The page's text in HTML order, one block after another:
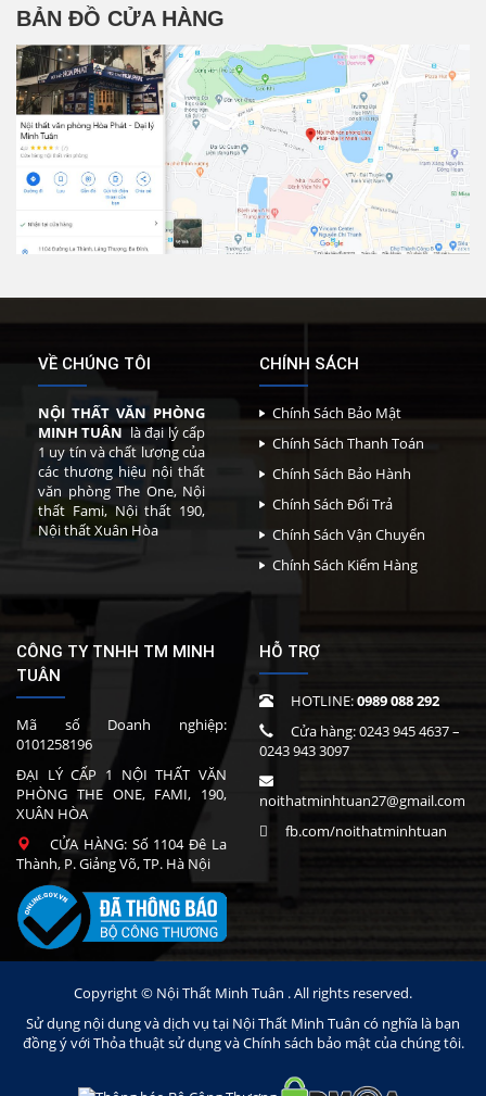
BẢN ĐỒ CỬA HÀNG
VỀ CHÚNG TÔI
NỘI THẤT VĂN PHÒNG
MINH TUÂN là đại lý cấp
1 uy tín và chất lượng của
các thương hiệu nội thất
văn phòng The One, Nội
thất Fami, Nội thất 190,
Nội thất Xuân Hòa
CHÍNH SÁCH
Chính Sách Bảo Mật
Chính Sách Thanh Toán
Chính Sách Bảo Hành
Chính Sách Đổi Trả
Chính Sách Vận Chuyển
Chính Sách Kiểm Hàng
CÔNG TY TNHH TM MINH
TUÂN
Mã số Doanh nghiệp:
0101258196
ĐẠI LÝ CẤP 1 NỘI THẤT VĂN
PHÒNG THE ONE, FAMI, 190,
XUÂN HÒA
CỬA HÀNG: Số 1104 Đê La
Thành, P. Giảng Võ, TP. Hà Nội
HỖ TRỢ
HOTLINE:0989 088 292
Cửa hàng:0243 945 4637–
0243 943 3097
noithatminhtuan27@gmail.com
fb.com/noithatminhtuan
Copyright © Nội Thất Minh Tuân . All rights reserved.
Sử dụng nội dung và dịch vụ tại Nội Thất Minh Tuân có nghĩa là bạn
đồng ý với Thỏa thuật sử dụng và Chính sách bảo mật của chúng tôi.